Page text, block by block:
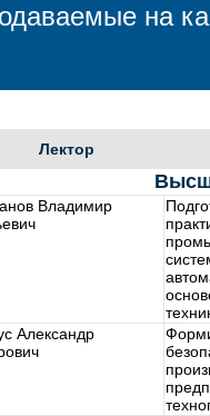
на
Лектор
Владимир
Александр